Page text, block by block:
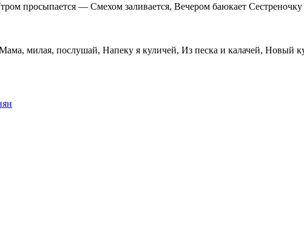
просыпается — Смехом заливается, Вечером баюкает
милая, послушай, Напеку я куличей, Из песка и калачей, Новый